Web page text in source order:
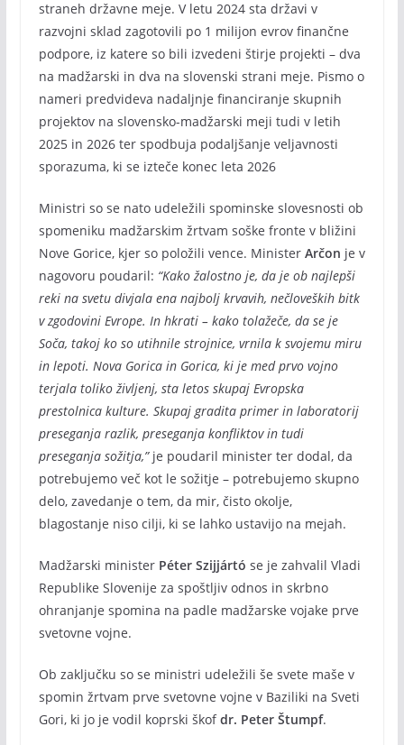
straneh državne meje. V letu 2024 sta državi v
razvojni sklad zagotovili po 1 milijon evrov finančne
podpore, iz katere so bili izvedeni štirje projekti – dva
na madžarski in dva na slovenski strani meje. Pismo o
nameri predvideva nadaljnje financiranje skupnih
projektov na slovensko-madžarski meji tudi v letih
2025 in 2026 ter spodbuja podaljšanje veljavnosti
sporazuma, ki se izteče konec leta 2026
Ministri so se nato udeležili spominske slovesnosti ob
spomeniku madžarskim žrtvam soške fronte v bližini
Nove Gorice, kjer so položili vence. Minister Arčon je v
nagovoru poudaril: “Kako žalostno je, da je ob najlepši
reki na svetu divjala ena najbolj krvavih, nečloveških bitk
v zgodovini Evrope. In hkrati – kako tolažeče, da se je
Soča, takoj ko so utihnile strojnice, vrnila k svojemu miru
in lepoti. Nova Gorica in Gorica, ki je med prvo vojno
terjala toliko življenj, sta letos skupaj Evropska
prestolnica kulture. Skupaj gradita primer in laboratorij
preseganja razlik, preseganja konfliktov in tudi
preseganja sožitja,”je poudaril minister ter dodal, da
potrebujemo več kot le sožitje – potrebujemo skupno
delo, zavedanje o tem, da mir, čisto okolje,
blagostanje niso cilji, ki se lahko ustavijo na mejah.
Madžarski minister Péter Szijjártó se je zahvalil Vladi
Republike Slovenije za spoštljiv odnos in skrbno
ohranjanje spomina na padle madžarske vojake prve
svetovne vojne.
Ob zaključku so se ministri udeležili še svete maše v
spomin žrtvam prve svetovne vojne v Baziliki na Sveti
Gori, ki jo je vodil koprski škofdr. Peter Štumpf.